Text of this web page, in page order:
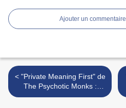
Ajouter un commentaire
< "Private Meaning First" de
The Psychotic Monks :
intensité et abstraction